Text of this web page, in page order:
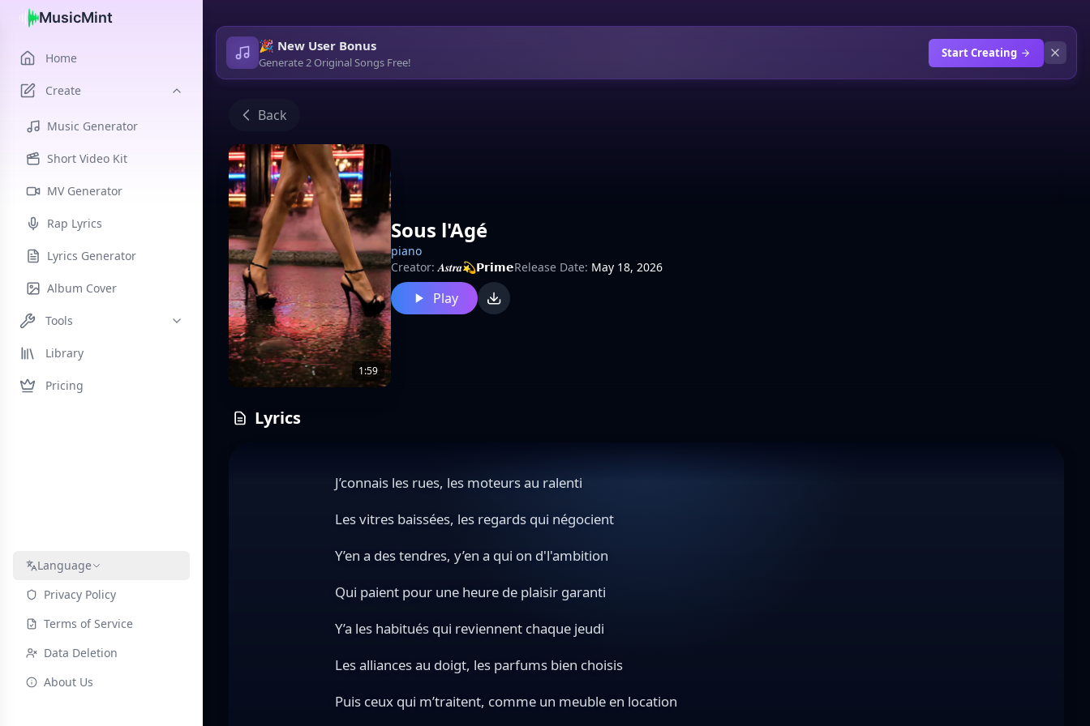
MusicMint
Home
Create
Music Generator
Short Video Kit
MV Generator
Rap Lyrics
Lyrics Generator
Album Cover
Tools
Library
Pricing
Language
Privacy Policy
Terms of Service
Data Deletion
About Us
🎉 New User Bonus
Generate 2 Original Songs Free!
Start Creating
Back
1:59
Sous l'Agé
piano
Creator: 𝑨𝒔𝒕𝒓𝒂💫𝗣𝗿𝗶𝗺𝗲Release Date: May 18, 2026
Play
Lyrics
J’connais les rues, les moteurs au ralenti
Les vitres baissées, les regards qui négocient
Y’en a des tendres, y’en a qui on d'l'ambition
Qui paient pour une heure de plaisir garanti
Y’a les habitués qui reviennent chaque jeudi
Les alliances au doigt, les parfums bien choisis
Puis ceux qui m’traitent, comme un meuble en location